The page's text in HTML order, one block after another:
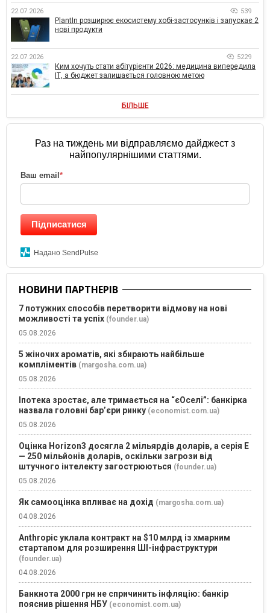
22.07.2026 539
PlantIn розширює екосистему хобі-застосунків і запускає 2
нові продукти
22.07.2026 5229
Ким хочуть стати абітурієнти 2026: медицина випередила
ІТ, а бюджет залишається головною метою
БІЛЬШЕ
Раз на тиждень ми відправляємо дайджест з
найпопулярнішими статтями.
Ваш email*
Підписатися
Надано SendPulse
НОВИНИ ПАРТНЕРІВ
7 потужних способів перетворити відмову на нові
можливості та успіх (founder.ua)
05.08.2026
5 жіночих ароматів, які збирають найбільше
компліментів (margosha.com.ua)
05.08.2026
Іпотека зростає, але тримається на “єОселі”: банкірка
назвала головні бар’єри ринку (economist.com.ua)
05.08.2026
Оцінка Horizon3 досягла 2 мільярдів доларів, а серія E
— 250 мільйонів доларів, оскільки загрози від
штучного інтелекту загострюються (founder.ua)
05.08.2026
Як самооцінка впливає на дохід (margosha.com.ua)
04.08.2026
Anthropic уклала контракт на $10 млрд із хмарним
стартапом для розширення ШІ-інфраструктури
(founder.ua)
04.08.2026
Банкнота 2000 грн не спричинить інфляцію: банкір
пояснив рішення НБУ (economist.com.ua)